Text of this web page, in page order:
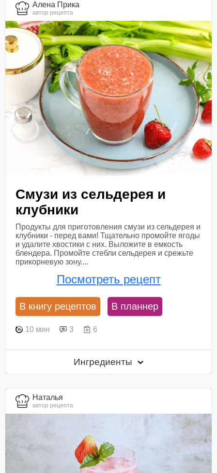
Алена Прика
автор рецепта
Смузи из сельдерея и
клубники
Продукты для приготовления смузи из сельдерея и
клубники - перед вами! Тщательно промойте ягоды
и удалите хвостики с них. Выложите в емкость
блендера. Промойте стебли сельдерея и срежьте
прикорневую зону....
Посмотреть рецепт
В книгу рецептов В планнер
10 мин 3 6
Ингредиенты
Наталья
автор рецепта